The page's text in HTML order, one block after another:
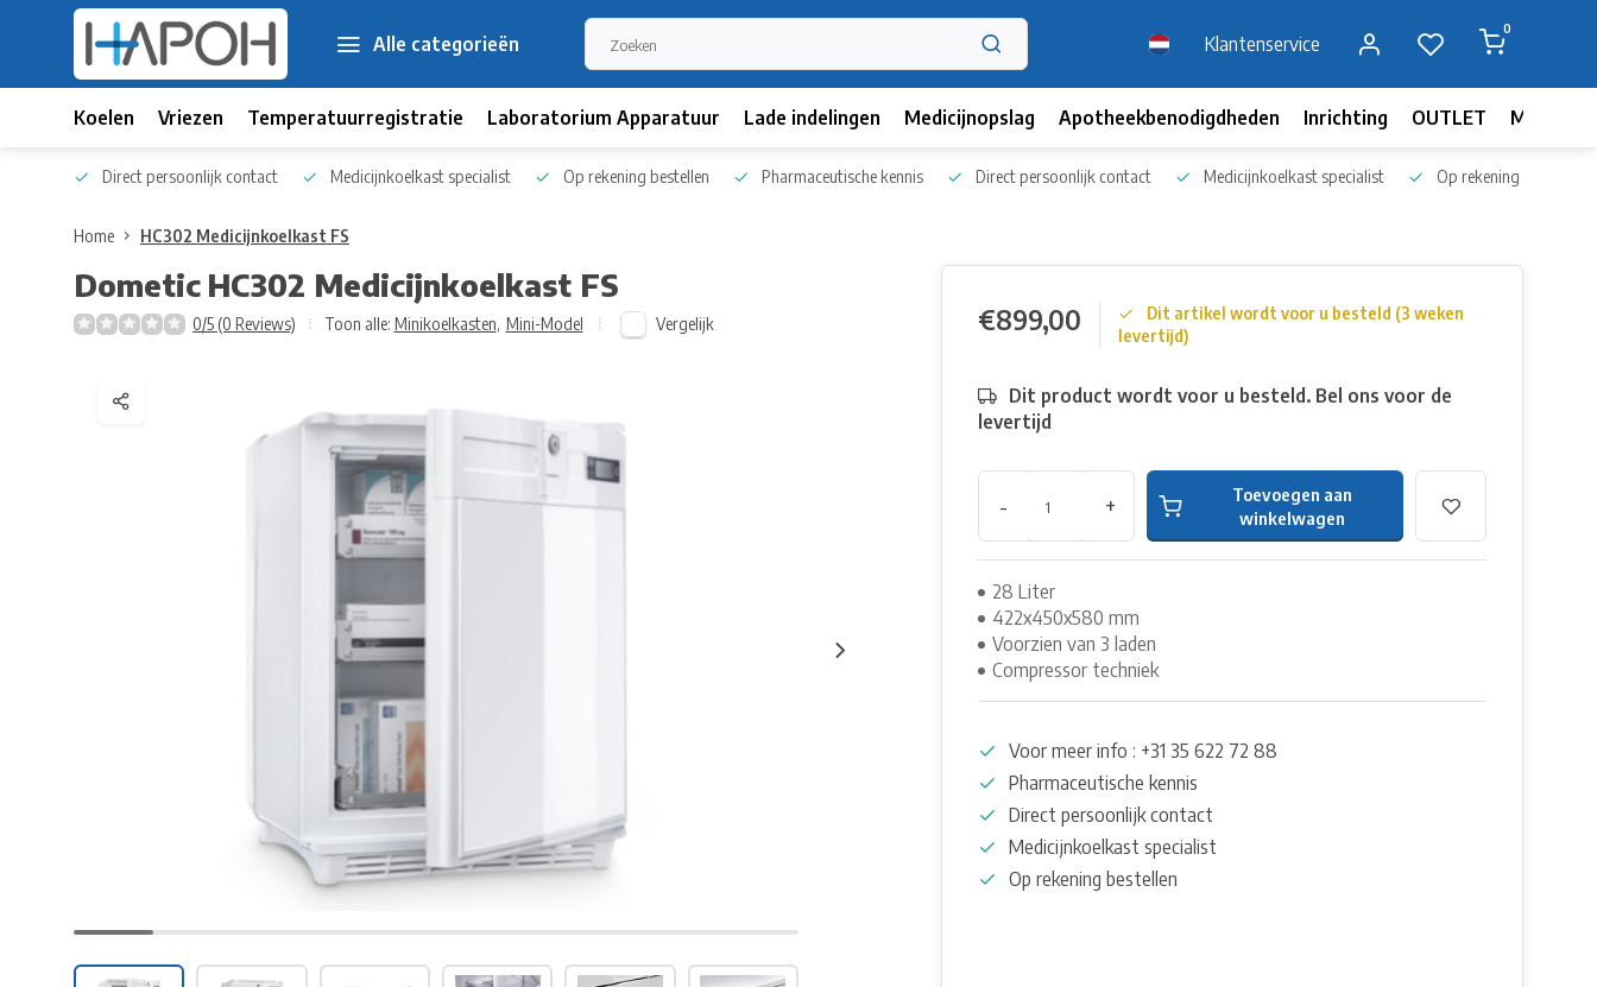
Alle categorieën Klantenservice
0
Koelen Vriezen Temperatuurregistratie Laboratorium Apparatuur Lade indelingen Medicijnopslag Apotheekbenodigdheden Inrichting OUTLET Merken
Direct persoonlijk contact Medicijnkoelkast specialist Op rekening bestellen Pharmaceutische kennis Direct persoonlijk contact Medicijnkoelkast specialist Op rekening bestellen
Home HC302 Medicijnkoelkast FS
Dometic HC302 Medicijnkoelkast FS
0/5 (0 Reviews) Toon alle: Minikoelkasten, Mini-Model Vergelijk €899,00
Dit artikel wordt voor u besteld (3 weken
levertijd)
Dit product wordt voor u besteld. Bel ons voor de
levertijd
- +
Toevoegen aan
winkelwagen
28 Liter
422x450x580 mm
Voorzien van 3 laden
Compressor techniek
Voor meer info : +31 35 622 72 88
Pharmaceutische kennis
Direct persoonlijk contact
Medicijnkoelkast specialist
Op rekening bestellen